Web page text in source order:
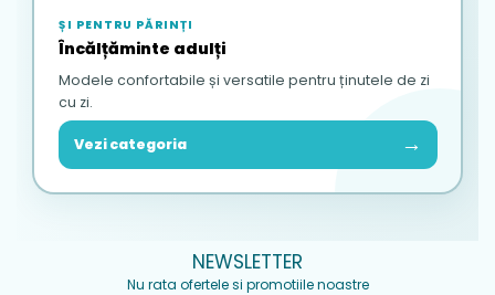
ȘI PENTRU PĂRINȚI
Încălțăminte adulți
Modele confortabile și versatile pentru ținutele de zi
cu zi.
Vezi categoria →
NEWSLETTER
Nu rata ofertele si promotiile noastre